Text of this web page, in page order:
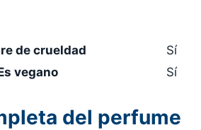
de crueldad
Sí
vegano
Sí
del perfume